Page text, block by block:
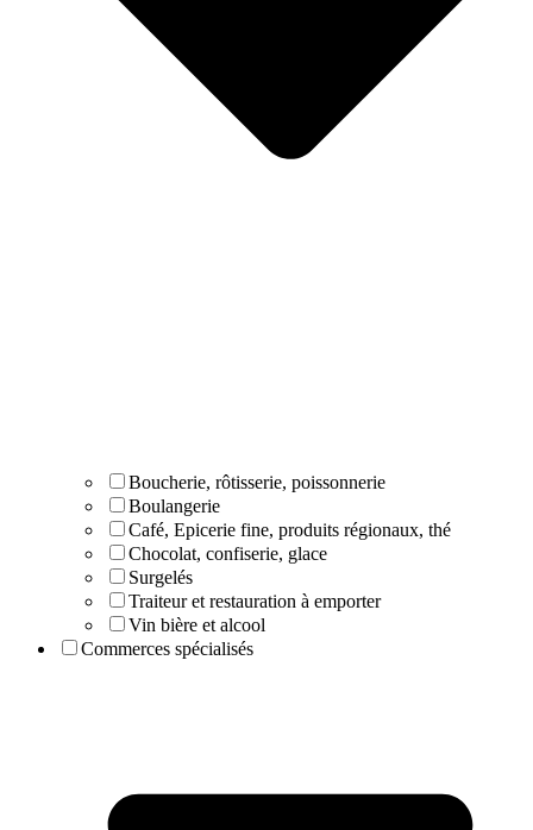
Boucherie, rôtisserie, poissonnerie
Boulangerie
Café, Epicerie fine, produits régionaux, thé
Chocolat, confiserie, glace
Surgelés
Traiteur et restauration à emporter
Vin bière et alcool
Commerces spécialisés